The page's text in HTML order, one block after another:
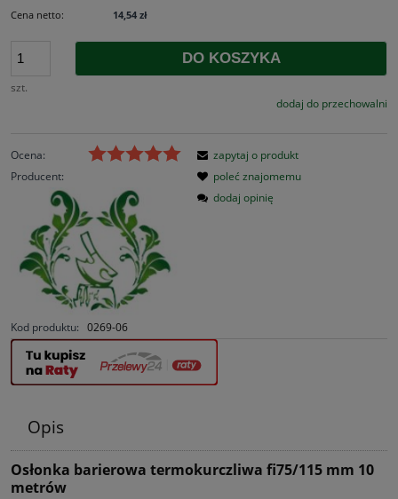
Cena netto: 14,54 zł
szt.
DO KOSZYKA
dodaj do przechowalni
Ocena:
Producent:
Kod produktu: 0269-06
zapytaj o produkt
poleć znajomemu
dodaj opinię
Opis
Osłonka barierowa termokurczliwa fi75/115 mm 10
metrów